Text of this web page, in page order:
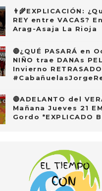
👨‍🌾EXPLICACIÓN:
REY entre VACAS?
Arag-Asaja La Rioja
🔴¿QUÉ PASARÁ en
NIÑO trae DANAs
Invierno
🔴ADELANTO del
Mañana Jueves 21
Gordo *EXPLICADO